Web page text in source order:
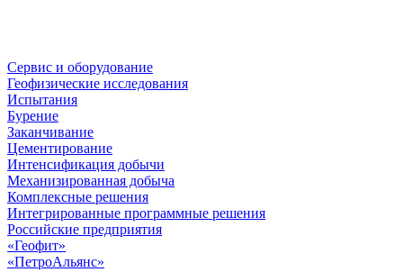
Сервис и оборудование
Геофизические исследования
Испытания
Бурение
Заканчивание
Цементирование
Интенсификация добычи
Механизированная добыча
Комплексные решения
Интегрированные программные решения
Российские предприятия
«Геофит»
«ПетроАльянс»